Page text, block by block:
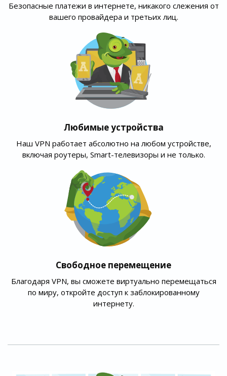
Безопасные платежи в интернете, никакого слежения от
вашего провайдера и третьих лиц.
Любимые устройства
Наш VPN работает абсолютно на любом устройстве,
включая роутеры, Smart-телевизоры и не только.
Свободное перемещение
Благодаря VPN, вы сможете виртуально перемещаться
по миру, откройте доступ к заблокированному
интернету.